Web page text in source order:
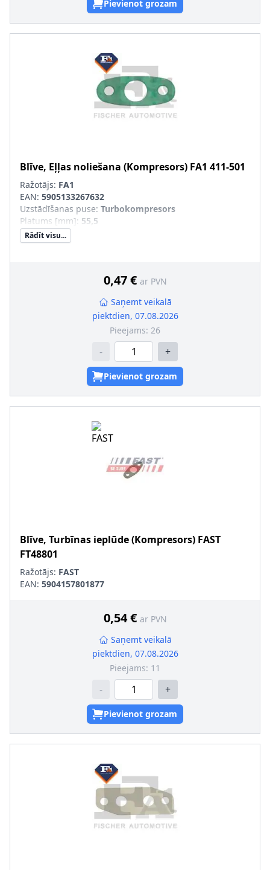
Pievienot grozam
Blīve, Eļļas noliešana (Kompresors) FA1 411-501
Ražotājs: FA1
EAN: 5905133267632
Uzstādīšanas puse: Turbokompresors
Platums [mm]: 55,5
Rādīt visu...
0,47 € ar PVN
Saņemt veikalā
piektdien, 07.08.2026
Pieejams: 26
- +
Pievienot grozam
Blīve, Turbīnas ieplūde (Kompresors) FAST
FT48801
Ražotājs: FAST
EAN: 5904157801877
0,54 € ar PVN
Saņemt veikalā
piektdien, 07.08.2026
Pieejams: 11
- +
Pievienot grozam